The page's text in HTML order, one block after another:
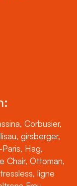
Corbusier,
girsberger,
Hag,
Chair, Ottoman,
ligne